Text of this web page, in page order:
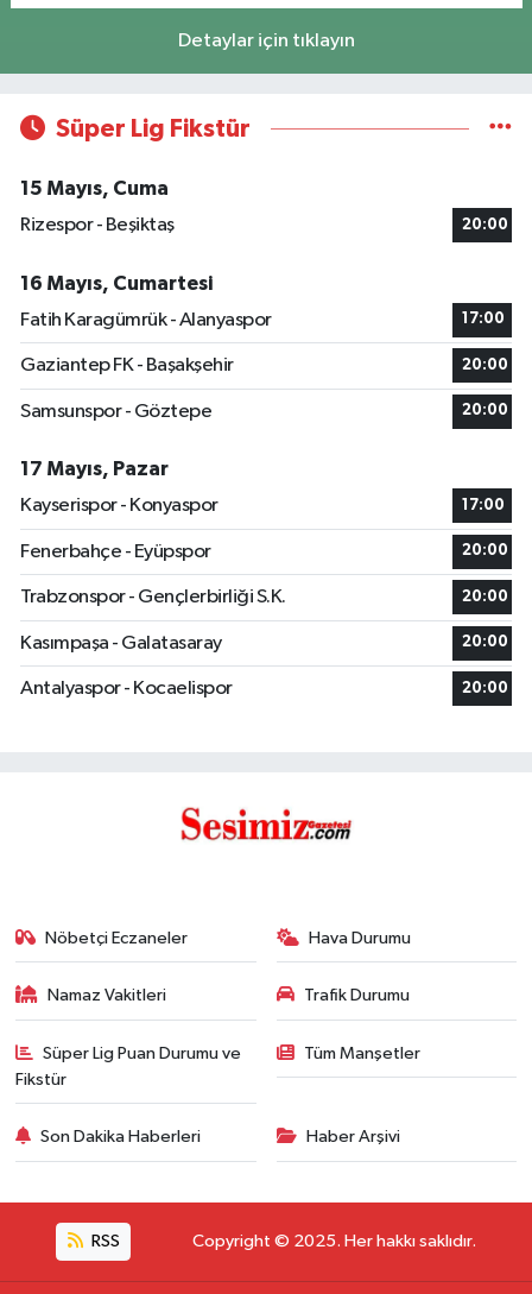
Detaylar için tıklayın
Süper Lig Fikstür
15 Mayıs, Cuma
Rizespor - Beşiktaş
20:00
16 Mayıs, Cumartesi
Fatih Karagümrük - Alanyaspor
17:00
Gaziantep FK - Başakşehir 20:00
Samsunspor - Göztepe 20:00
17 Mayıs, Pazar
Kayserispor - Konyaspor
17:00
Fenerbahçe - Eyüpspor 20:00
Trabzonspor - Gençlerbirliği S.K. 20:00
Kasımpaşa - Galatasaray 20:00
Antalyaspor - Kocaelispor 20:00
Nöbetçi Eczaneler Hava Durumu
Namaz Vakitleri Trafik Durumu
Süper Lig Puan Durumu ve
Fikstür
Tüm Manşetler
Son Dakika Haberleri Haber Arşivi
RSS Copyright © 2025. Her hakkı saklıdır.